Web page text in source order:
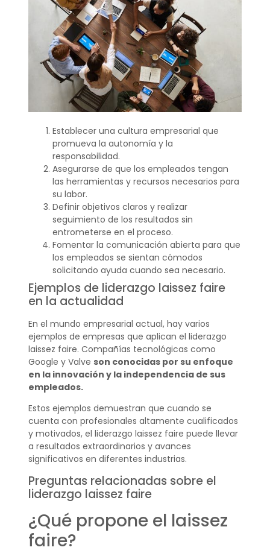
Establecer una cultura empresarial que
promueva la autonomía y la
responsabilidad.
Asegurarse de que los empleados tengan
las herramientas y recursos necesarios para
su labor.
Definir objetivos claros y realizar
seguimiento de los resultados sin
entrometerse en el proceso.
Fomentar la comunicación abierta para que
los empleados se sientan cómodos
solicitando ayuda cuando sea necesario.
Ejemplos de liderazgo laissez faire
en la actualidad
En el mundo empresarial actual, hay varios
ejemplos de empresas que aplican el liderazgo
laissez faire. Compañías tecnológicas como
Google y Valve son conocidas por su enfoque
en la innovación y la independencia de sus
empleados.
Estos ejemplos demuestran que cuando se
cuenta con profesionales altamente cualificados
y motivados, el liderazgo laissez faire puede llevar
a resultados extraordinarios y avances
significativos en diferentes industrias.
Preguntas relacionadas sobre el
liderazgo laissez faire
¿Qué propone el laissez
faire?